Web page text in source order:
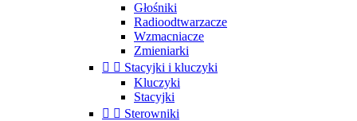
Głośniki
Radioodtwarzacze
Wzmacniacze
Zmieniarki
  Stacyjki i kluczyki
Kluczyki
Stacyjki
  Sterowniki